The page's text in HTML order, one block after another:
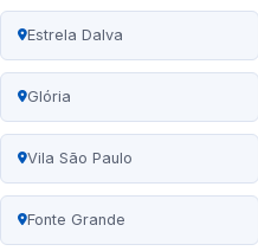
Estrela Dalva
Glória
Vila São Paulo
Fonte Grande